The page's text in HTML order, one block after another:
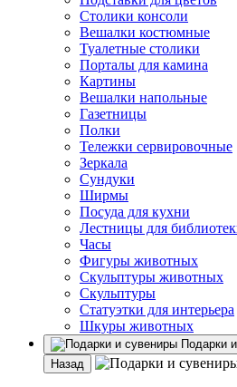
Столики консоли
Вешалки костюмные
Туалетные столики
Порталы для камина
Картины
Вешалки напольные
Газетницы
Полки
Тележки сервировочные
Зеркала
Сундуки
Ширмы
Посуда для кухни
Лестницы для
Часы
Фигуры животных
Скульптуры животных
Скульптуры
Статуэтки для интерьера
Шкуры животных
Подарки
Назад